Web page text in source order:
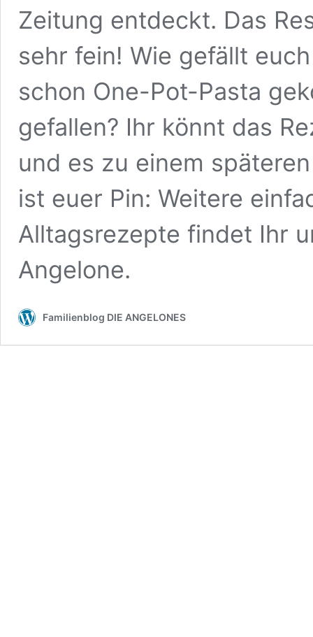
Zeitung entdeckt. Das
sehr fein! Wie gefällt
schon One-Pot-Pasta
gefallen? Ihr könnt das
und es zu einem
ist euer Pin: Weitere
Alltagsrezepte findet Ihr
Angelone.
Familienblog DIE ANGELONES